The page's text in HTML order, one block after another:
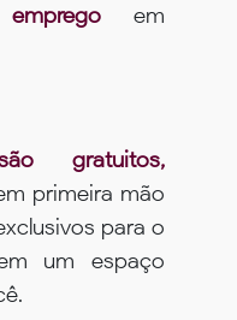
em
gratuitos,
primeira mão
para o
um espaço